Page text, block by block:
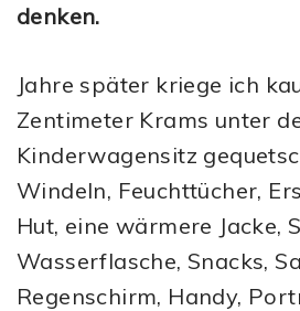
denken.
Jahre später kriege ich
Zentimeter Krams unter
Kinderwagensitz
Windeln, Feuchttücher,
Hut, eine wärmere Jacke,
Wasserflasche, Snacks,
Regenschirm, Handy,